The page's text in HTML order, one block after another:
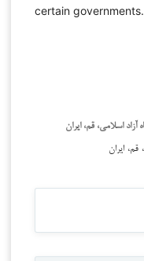
certain governments.
اسلامی، قم، ایران
ایران